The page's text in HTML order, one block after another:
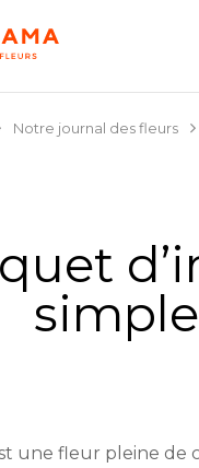
Notre journal des fleurs
une fleur pleine de